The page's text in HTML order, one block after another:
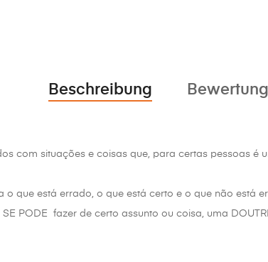
Beschreibung
com situações e coisas que, para certas pessoas é
o que está errado, o que está certo e o que não está
PODE fazer de certo assunto ou coisa, uma